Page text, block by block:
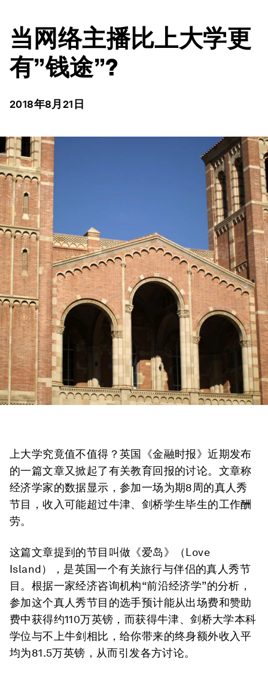
当网络主播比上大学更
有”钱途”?
2018年8月21日
上大学究竟值不值得？英国《金融时报》近期发布
的一篇文章又掀起了有关教育回报的讨论。文章称
经济学家的数据显示，参加一场为期8周的真人秀
节目，收入可能超过牛津、剑桥学生毕生的工作酬
劳。
这篇文章提到的节目叫做《爱岛》（Love
Island），是英国一个有关旅行与伴侣的真人秀节
目。根据一家经济咨询机构“前沿经济学”的分析，
参加这个真人秀节目的选手预计能从出场费和赞助
费中获得约110万英镑，而获得牛津、剑桥大学本科
学位与不上牛剑相比，给你带来的终身额外收入平
均为81.5万英镑，从而引发各方讨论。